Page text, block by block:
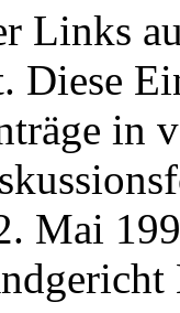
Links
Diese
in
Mai